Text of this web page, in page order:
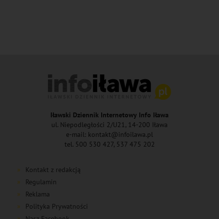
Iławski Dziennik Internetowy Info Iława
ul. Niepodległości 2/U21, 14-200 Iława
e-mail: kontakt@infoilawa.pl
tel. 500 530 427, 537 475 202
Kontakt z redakcją
Regulamin
Reklama
Polityka Prywatności